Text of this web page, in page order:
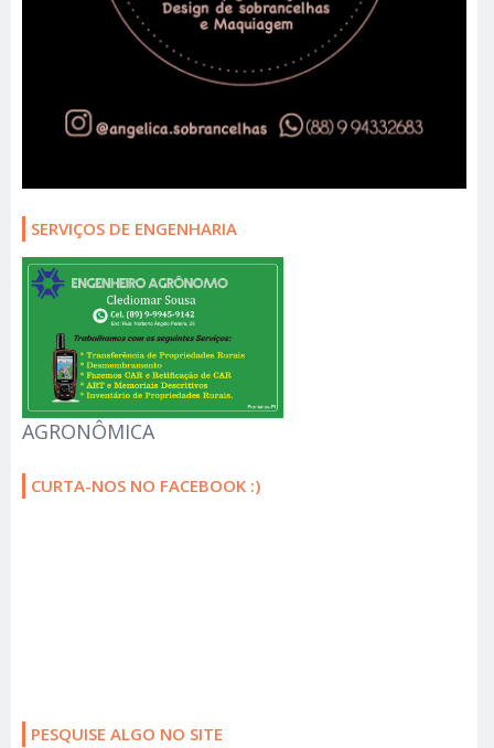
SERVIÇOS DE ENGENHARIA
AGRONÔMICA
CURTA-NOS NO FACEBOOK :)
PESQUISE ALGO NO SITE